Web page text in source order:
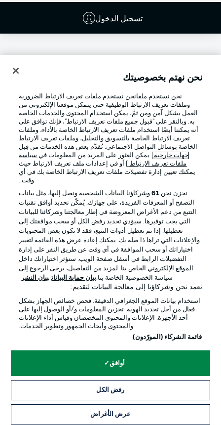
تسجيل الدخول
Football as it's meant to be
تطبيق الدوري الألماني
Official Partners
إدارة التفضيلات بيان الخصوصية
القنوات الناقلة
الوظائف جهة النشر
نحن نهتم بخصوصيتك
نحن نستخدم ملفانحن نستخدم ملفات تعريف الارتباط الضرورية
وملفات تعريف الارتباط الوظيفية حتى يتمكن موقعنا الإلكتروني من
العمل بشكل آمن ومن ثمَّ، يمكن استخدام المحتوى والخدمات الخاصة
به. وبالنقر على "قبول جميع ملفات تعريف الارتباط"، فإنك توافق على
أنه يمكننا أيضًا استخدام ملفات تعريف الارتباط الخاصة بالأداء، وملفات
تعريف الارتباط الخاصة بالتسويق والتحليل، وملفات تعريف الارتباط
الخاصة بوسائل التواصل الاجتماعي. تُقدَّم بعض هذه الخدمات من قِبل
جهات خارجية . يمكن العثور على المزيد من المعلومات في سياسة
ملفات تعريف الارتباط
] أو في إعدادات ملف تعريف الارتباط حيث
يمكنك تعيين إدارة تفضيلات ملفات تعريف الارتباط الخاصة بك في أي
وقت..
نخزن نحن 61وشركاؤنا البيانات الشخصية ونصل إليها، مثل بيانات
التصفح أو المعرفات الفريدة، على جهازك. يُمكّن تحديد أوافق تقنيات
التتبع من دعم الأغراض المعروضة في إطار معالجتنا وشركائنا للبيانات
التي يجب توفيرها. سيؤدي تحديد رفض الكل أو سحب موافقتك إلى
تعطيلها. إذا تم تعطيل أدوات التتبع، فقد لا تكون بعض المحتويات
والإعلانات التي تراها ذا صلة بك. يمكنك إعادة عرض هذه القائمة لتغيير
اختياراتك أو سحب الموافقة في أي وقت عن طريق النقر على إدارة
التفضيلات الرابط في أسفل صفحة الويب. ستؤثر اختياراتك داخل
الموقع الإلكتروني الخاص بنا. لمزيد من التفاصيل، يرجى الرجوع إلى
سياسة الخصوصية الخاصة بنا.بيان حماية البيانات بيان النشر
نعمد نحن وشركاؤنا إلى معالجة البيانات لتقديم:
استخدام بيانات الموقع الجغرافي الدقيقة. فحص خصائص الجهاز بشكل
فعال من أجل تحديد الهوية. تخزين المعلومات و/أو الوصول إليها على
أحد الأجهزة. الإعلانات والمحتوى المخصصان وقياس أداء الإعلانات
والمحتوى وأبحاث الجمهور وتطوير الخدمات.
قائمة الشركاء (المورّدون)
أوافق
رفض الكل
عرض الأغراض